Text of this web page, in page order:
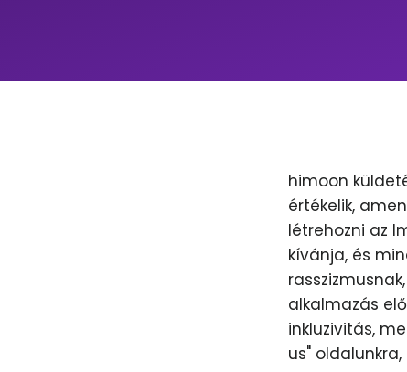
himoon
értékelik,
létrehozni az
kívánja, és
alkalmazás
inkluzivitás,
us"